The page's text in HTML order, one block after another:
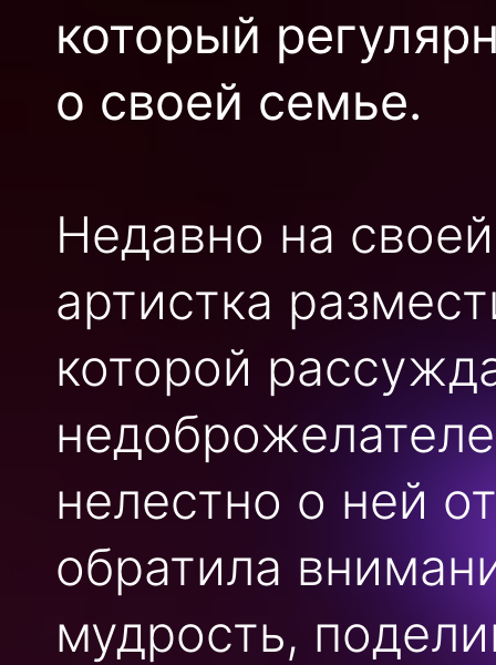
который
о своей семье.
Недавно на
артистка
которой
нелестно о ней
обратила
мудрость,